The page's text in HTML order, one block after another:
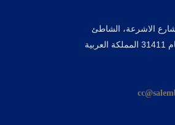
بالحمر للأعمال – الدور 21 شارع الاشرعة، الشاطئ
الشرقي، صندوق بريد 150، الدمام 31411 المملكة العربية